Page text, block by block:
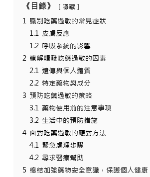
《目錄》 隱藏
1 識別吃藥過敏的常見症狀
1.1
皮膚反應
1.2 呼吸系統的影響
2 瞭解觸發吃藥過敏的因素
2.1 遺傳與個人體質
2.2 特定藥物與成分
3 預防吃藥過敏的策略
3.1 藥物使用前的注意事項
3.2 生活中的預防措施
4 面對吃藥過敏的應對方法
4.1 緊急處理步驟
4.2 尋求醫療幫助
5 總結加強藥物安全意識，保護個人健康